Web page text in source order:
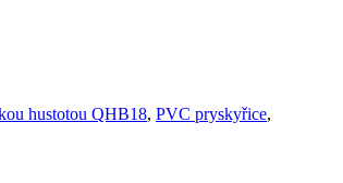
hustotou QHB18, PVC pryskyřice,